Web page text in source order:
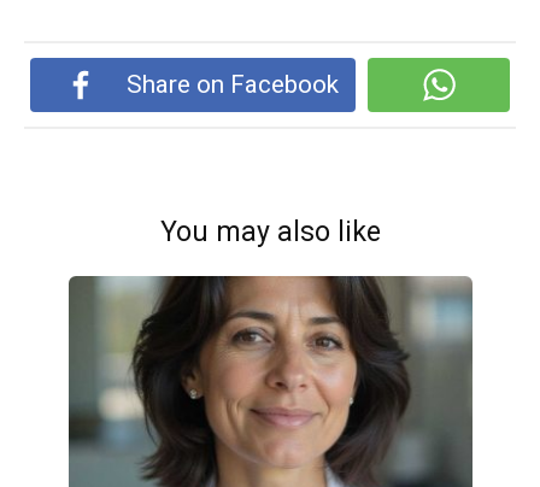
Share on Facebook
You may also like